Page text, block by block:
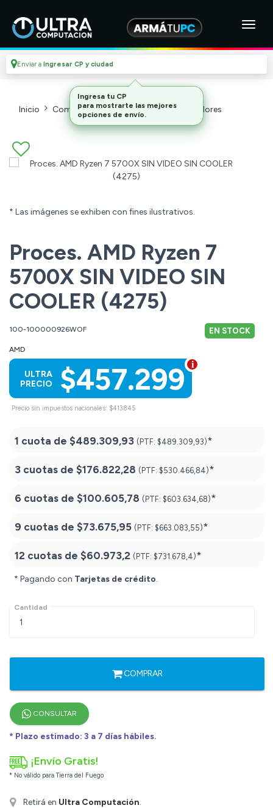
Enviar a Ingresar CP y ciudad
Inicio Componentes De Pc Microprocesadores
* Las imágenes se exhiben con fines ilustrativos.
Proces. AMD Ryzen 7
5700X SIN VIDEO SIN
COOLER (4275)
100-100000926WOF EN STOCK
AMD
$457.299
ULTRA
PRECIO
Precio sin impuestos nacionales: $413.845
1 cuota de $489.309,93 (PTF: $489.309,93)*
3 cuotas de $176.822,28 (PTF: $530.466,84)*
6 cuotas de $100.605,78 (PTF: $603.634,68)*
9 cuotas de $73.675,95 (PTF: $663.083,55)*
12 cuotas de $60.973,2 (PTF: $731.678,4)*
* Pagando con Tarjetas de crédito.
Cantidad
COMPRAR
CONSULTAR
* Plazo estimado: 3 a 7 días hábiles.
¡Envío Gratis!
* No válido para Tierra del Fuego
Retirá en Ultra Computación.
Ingresa tu CP
para mostrarte las mejores
opciones de envío.